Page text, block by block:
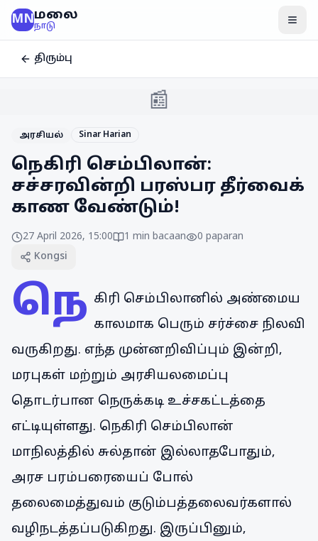
MNமலை
நாடு
திரும்பு
📰
அரசியல் Sinar Harian
நெகிரி செம்பிலான்:
சச்சரவின்றி பரஸ்பர தீர்வைக்
காண வேண்டும்!
27 April 2026, 15:00 1 min bacaan 0 paparan
Kongsi
நெ கிரி செம்பிலானில் அண்மைய
காலமாக பெரும் சர்ச்சை நிலவி
வருகிறது. எந்த முன்னறிவிப்பும் இன்றி,
மரபுகள் மற்றும் அரசியலமைப்பு
தொடர்பான நெருக்கடி உச்சகட்டத்தை
எட்டியுள்ளது. நெகிரி செம்பிலான்
மாநிலத்தில் சுல்தான் இல்லாதபோதும்,
அரச பரம்பரையைப் போல்
தலைமைத்துவம் குடும்பத்தலைவர்களால்
வழிநடத்தப்படுகிறது. இருப்பினும்,